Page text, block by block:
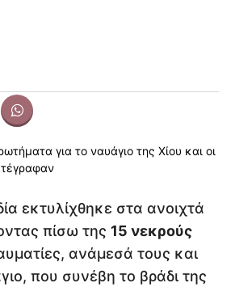
εκτυλίχθηκε στα ανοιχτά
πίσω της 15 νεκρούς
ανάμεσά τους και
που συνέβη το βράδι της